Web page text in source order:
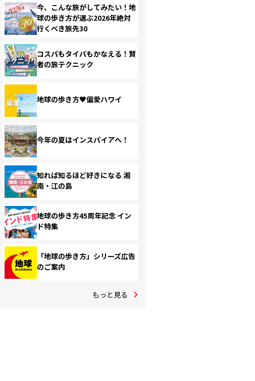
今、こんな旅がしてみたい！地
球の歩き方が選ぶ2026年絶対
行くべき旅先30
コスパもタイパもかなえる！賢
者の旅テクニック
地球の歩き方♥偏愛ハワイ
今年の夏はインスパイアへ！
知れば知るほど好きになる 湘
南・江の島
地球の歩き方45周年記念 イン
ド特集
「地球の歩き方」シリーズ広告
のご案内
もっと見る